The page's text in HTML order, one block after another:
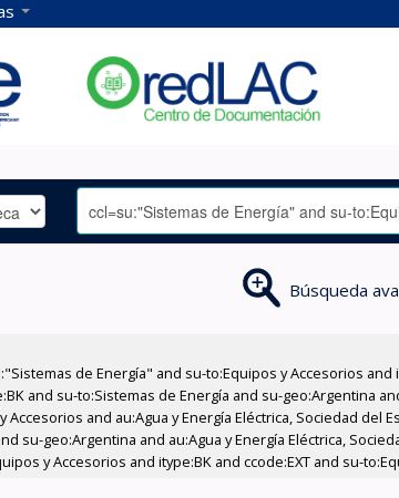
Búsqueda
de Energía" and su-to:Equipos y Accesorios and
and su-to:Sistemas de Energía and su-geo:Argentina
and au:Agua y Energía Eléctrica, Sociedad del
su-geo:Argentina and au:Agua y Energía Eléctrica,
y Accesorios and itype:BK and ccode:EXT and su-